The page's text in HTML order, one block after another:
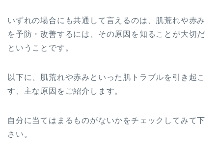
いずれの場合にも共通して言えるのは、肌荒れや赤み
を予防・改善するには、その原因を知ることが大切だ
ということです。
以下に、肌荒れや赤みといった肌トラブルを引き起こ
す、主な原因をご紹介します。
自分に当てはまるものがないかをチェックしてみて下
さい。